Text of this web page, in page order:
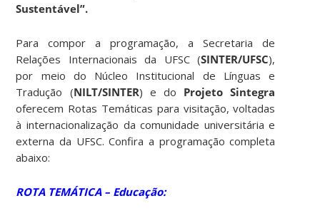
Sustentável”.
Para compor a programação, a Secretaria de
Relações Internacionais da UFSC (SINTER/UFSC),
por meio do Núcleo Institucional de Línguas e
Tradução (NILT/SINTER) e do Projeto Sintegra
oferecem Rotas Temáticas para visitação, voltadas
à internacionalização da comunidade universitária e
externa da UFSC. Confira a programação completa
abaixo:
ROTA TEMÁTICA – Educação: